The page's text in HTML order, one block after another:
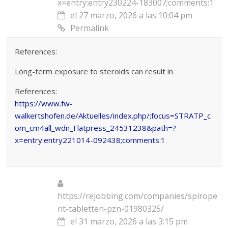
x=entry:entry230224-183007;comments:1
el 27 marzo, 2026 a las 10:04 pm
Permalink
References:
Long-term exposure to steroids can result in
References:
https://www.fw-
walkertshofen.de/Aktuelles/index.php/;focus=STRATP_c
om_cm4all_wdn_Flatpress_24531238&path=?
x=entry:entry221014-092438;comments:1
https://rejobbing.com/companies/spirope
nt-tabletten-pzn-01980325/
el 31 marzo, 2026 a las 3:15 pm